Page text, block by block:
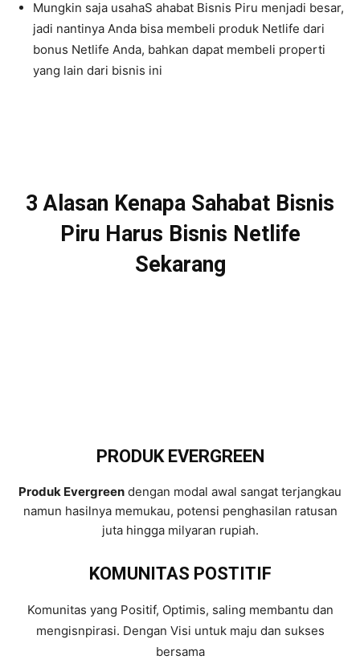
Mungkin saja usahaS ahabat Bisnis Piru menjadi besar,
jadi nantinya Anda bisa membeli produk Netlife dari
bonus Netlife Anda, bahkan dapat membeli properti
yang lain dari bisnis ini
3 Alasan Kenapa Sahabat Bisnis
Piru Harus Bisnis Netlife
Sekarang
PRODUK EVERGREEN
Produk Evergreen dengan modal awal sangat terjangkau
namun hasilnya memukau, potensi penghasilan ratusan
juta hingga milyaran rupiah.
KOMUNITAS POSTITIF
Komunitas yang Positif, Optimis, saling membantu dan
mengisnpirasi. Dengan Visi untuk maju dan sukses
bersama